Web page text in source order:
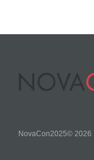
NovaCon2025© 2026